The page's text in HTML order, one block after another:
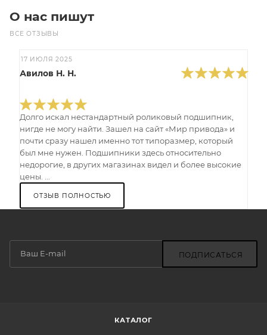
О нас пишут
ВСЕ ОТЗЫВЫ
17 ИЮЛЯ 2025
Авилов Н. Н.
Долго искал нестандартный роликовый подшипник,
нигде не могу найти. Зашел на сайт «Мир привода» и
почти сразу нашел именно тот типоразмер, который
был мне нужен. Подшипники здесь относительно
недорогие, в других магазинах видел и более высокие
цены. ...
ОТЗЫВ ПОЛНОСТЬЮ
ПОДПИСАТЬСЯ
КАТАЛОГ